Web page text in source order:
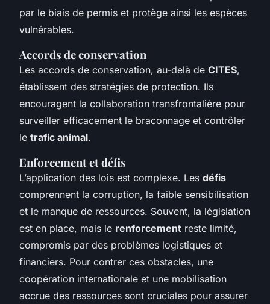
par le biais de permis et protège ainsi les espèces
vulnérables.
Accords de conservation
Les accords de conservation, au-delà de CITES,
établissent des stratégies de protection. Ils
encouragent la collaboration transfrontalière pour
surveiller efficacement le braconnage et contrôler
le trafic animal.
Enforcement et défis
L’application des lois est complexe. Les défis
comprennent la corruption, la faible sensibilisation
et le manque de ressources. Souvent, la législation
est en place, mais le renforcement reste limité,
compromis par des problèmes logistiques et
financiers. Pour contrer ces obstacles, une
coopération internationale et une mobilisation
accrue des ressources sont cruciales pour assurer